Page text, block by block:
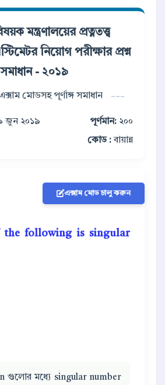
মন্ত্রণালয়ের প্রত্নতত্ত্ব
নিয়োগ পরীক্ষার প্রশ্ন
সমাধান - ২০১৯
মোডসহ পূর্ণাঙ্গ সমাধান
জুন ২০১৯ পূর্ণমান: ২০০
কোড : বায়ান্ন
এক্সাম মোড চালু করুন
the following is singular
গুলোর মধ্যে singular number